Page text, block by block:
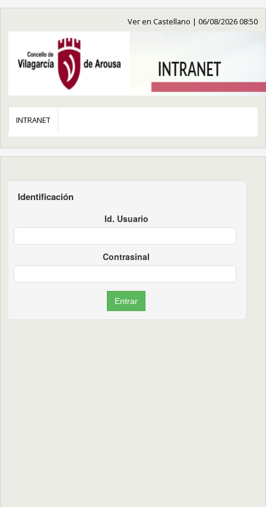
Ver en Castellano | 06/08/2026 08:50
INTRANET
Identificación
Id. Usuario
Contrasinal